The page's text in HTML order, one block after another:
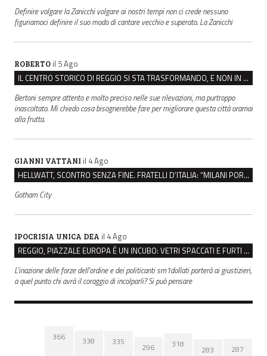
Definire volgare la Zanicchi volgare ai nostri tempi non ci crede nessuno
figuriamoci definire il suo modo di cantare vecchio e superato. La Zanicchi
ROBERTO il 5 Ago
IL CENTRO STORICO DI REGGIO SI STA TRASFORMANDO, E NON IN MEGLIO
Bertoni sempre attento e molto preciso nelle sue rilevazioni, ma purtroppo
inascoltato. Mi chiedo cosa bisognerebbe fare per migliorare questa città oramai
alla frutta.
GIANNI VATTANI il 4 Ago
HELLWATT, SCONTRO SENZA FINE. FRATELLI D’ITALIA: “MILANI PORTA DOCUMENTI, DE FRANCO INSULTI”
Gotham City
IPOCRISIA UNICA DEA il 4 Ago
REGGIO, PIAZZALE EUROPA È UN INCUBO: VETRI SPACCATI E FURTI SULLE AUTO IN SOSTA
L'inazione delle forze dell'ordine e dei politicanti sm1dollati porterà ai giustizieri,
a quel punto chi avrà il coraggio di incolparli? Si può pensare
366 338 335
296 318 283 287